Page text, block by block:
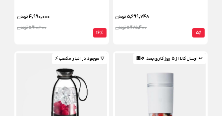
5,699,748تومان
5,975,400 تومان
5%
4,990,000تومان
5,910,200 تومان
16%
↩ ارسال کالا از 5 روز کاری بعد 🤌🏼 ▽ موجود در انبار مکعب ⚡️